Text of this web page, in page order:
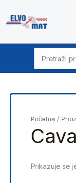
content
Početna /
Prikazuje se